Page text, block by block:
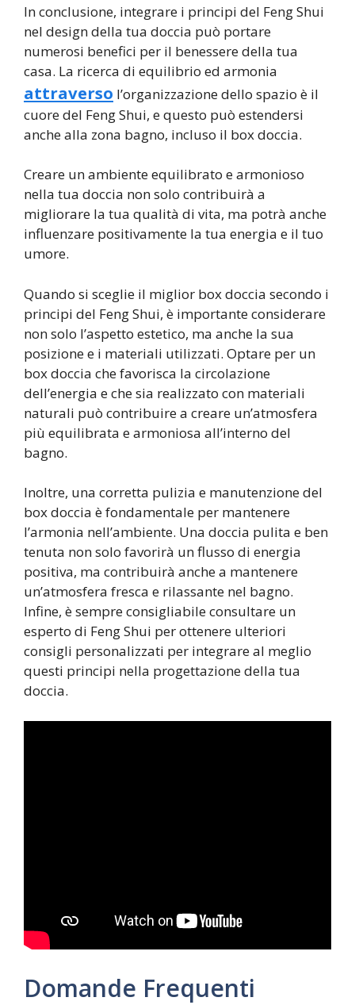
In conclusione, integrare i principi del Feng Shui
nel design della tua doccia può portare
numerosi benefici per il benessere della tua
casa. La ricerca di equilibrio ed armonia
attraverso l’organizzazione dello spazio è il
cuore del Feng Shui, e questo può estendersi
anche alla zona bagno, incluso il box doccia.
Creare un ambiente equilibrato e armonioso
nella tua doccia non solo contribuirà a
migliorare la tua qualità di vita, ma potrà anche
influenzare positivamente la tua energia e il tuo
umore.
Quando si sceglie il miglior box doccia secondo i
principi del Feng Shui, è importante considerare
non solo l’aspetto estetico, ma anche la sua
posizione e i materiali utilizzati. Optare per un
box doccia che favorisca la circolazione
dell’energia e che sia realizzato con materiali
naturali può contribuire a creare un’atmosfera
più equilibrata e armoniosa all’interno del
bagno.
Inoltre, una corretta pulizia e manutenzione del
box doccia è fondamentale per mantenere
l’armonia nell’ambiente. Una doccia pulita e ben
tenuta non solo favorirà un flusso di energia
positiva, ma contribuirà anche a mantenere
un’atmosfera fresca e rilassante nel bagno.
Infine, è sempre consigliabile consultare un
esperto di Feng Shui per ottenere ulteriori
consigli personalizzati per integrare al meglio
questi principi nella progettazione della tua
doccia.
Domande Frequenti